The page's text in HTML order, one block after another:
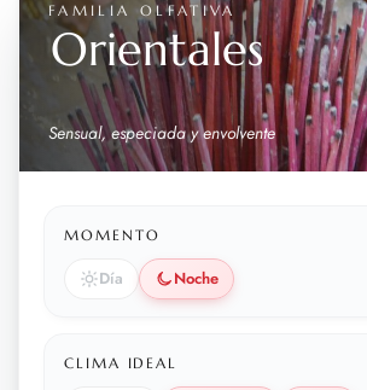
FAMILIA OLFATIVA
Orientales
Sensual, especiada y envolvente
MOMENTO
Día Noche
CLIMA IDEAL